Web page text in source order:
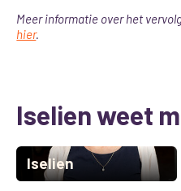
Meer informatie over het
hier.
Iselien weet
Iselien